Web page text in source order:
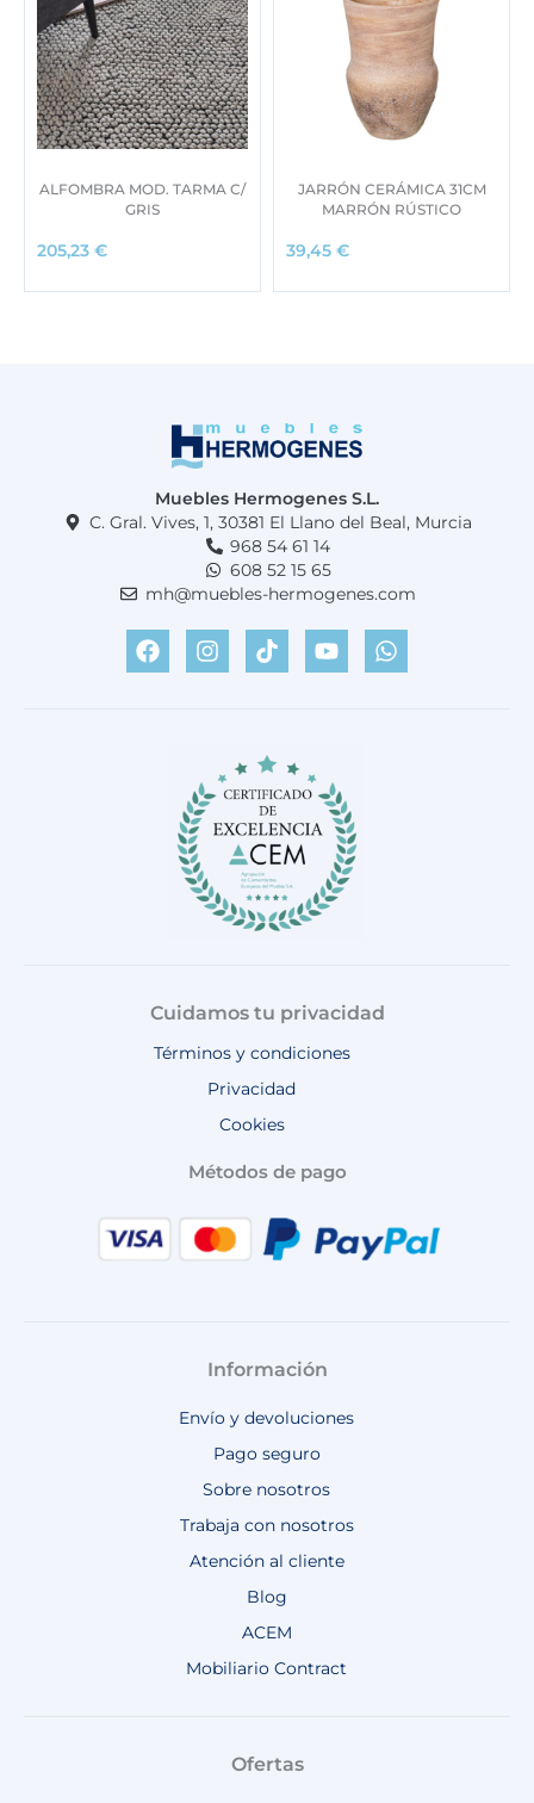
ALFOMBRA MOD. TARMA C/
GRIS
205,23 €
JARRÓN CERÁMICA 31CM
MARRÓN RÚSTICO
39,45 €
Muebles Hermogenes S.L.
C. Gral. Vives, 1, 30381 El Llano del Beal, Murcia
968 54 61 14
608 52 15 65
mh@muebles-hermogenes.com
F
a
c
I
n
s
a
m
T
i
k
Y
o
u
W
h
a
Cuidamos tu privacidad
Términos y condiciones
Privacidad
Cookies
Métodos de pago
Información
Envío y devoluciones
Pago seguro
Sobre nosotros
Trabaja con nosotros
Atención al cliente
Blog
ACEM
Mobiliario Contract
Ofertas